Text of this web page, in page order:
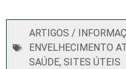
ARTIGOS /
ENVELHECIMENTO
SAÚDE, SITES ÚTEIS